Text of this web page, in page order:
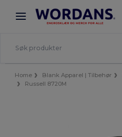
× Wordans-app
Bedre priser i appen!
Home Blank Apparel | Tilbehør
Russell 8720M